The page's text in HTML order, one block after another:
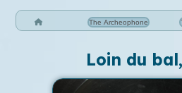
The Archeophone
Loin du